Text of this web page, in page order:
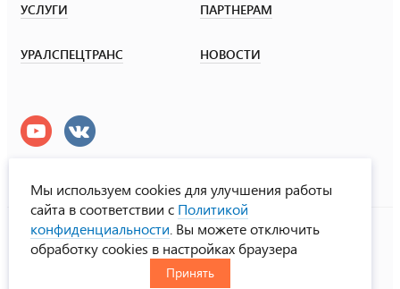
УСЛУГИ ПАРТНЕРАМ
УРАЛСПЕЦТРАНС НОВОСТИ
УралСпецТранс
© ООО «Урал СТ», 2000-2026
Политика конфиденциальности
Мы используем cookies для улучшения работы
сайта в соответствии с Политикой
конфиденциальности . Вы можете отключить
обработку cookies в настройках браузера
Принять